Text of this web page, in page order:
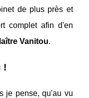
de plus près et
complet afin d'en
Vanitou.
!
je pense, qu'au vu